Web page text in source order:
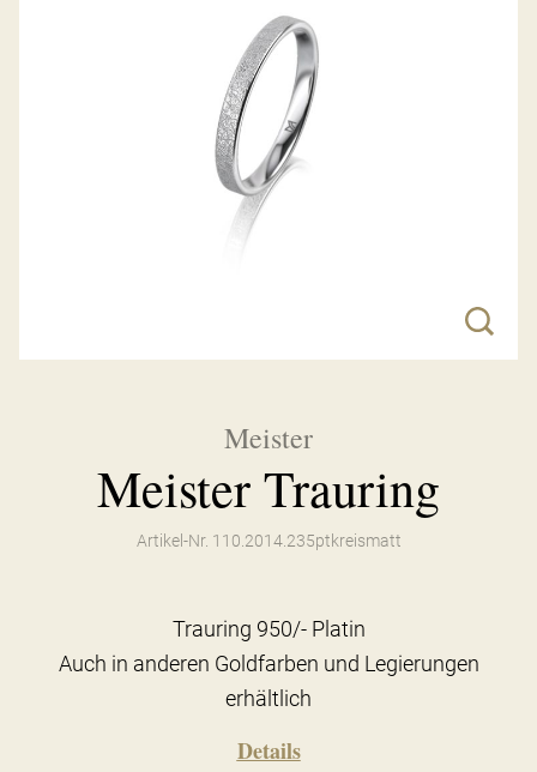
Meister
Meister Trauring
Artikel-Nr. 110.2014.235ptkreismatt
Trauring 950/- Platin
Auch in anderen Goldfarben und Legierungen
erhältlich
Details